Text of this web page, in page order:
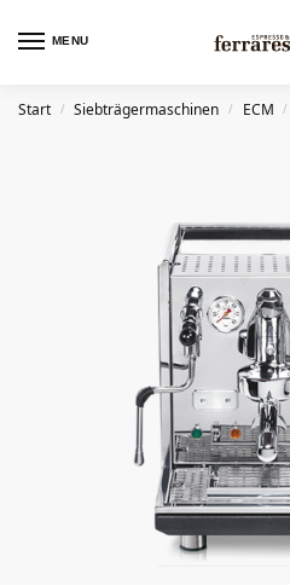
MENU
Start / Siebträgermaschinen / ECM /